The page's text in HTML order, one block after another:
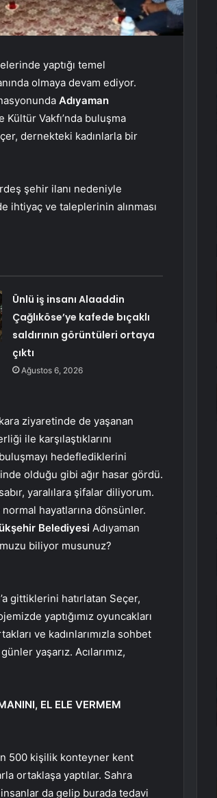
yaptığı temel
olmaya devam ediyor.
Adıyaman
Vakfı’nda buluşma
dernekteki kadınlarla bir
şehir ilanı nedeniyle
ihtiyaç ve taleplerinin alınması
Ünlü iş insanı Alaaddin
Çağlıköse’ye kafede bıçaklı
saldırının görüntüleri ortaya
çıktı
Ağustos 6, 2026
ziyaretinde de yaşanan
ile karşılaştıklarını
hedeflediklerini
olduğu gibi ağır hasar gördü.
yaralılara şifalar diliyorum.
hayatlarına dönsünler.
Belediyesi Adıyaman
biliyor musunuz?
gittiklerini hatırlatan Seçer,
yaptığımız oyuncakları
ve kadınlarımızla sohbet
yaşarız. Acılarımız,
EL ELE VERMEM
500 kişilik konteyner kent
ortaklaşa yaptılar. Sahra
da gelip burada tedavi